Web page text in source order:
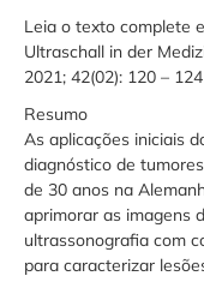
Leia o texto complete
Ultraschall in der
2021; 42(02): 120 – 124
Resumo
As aplicações iniciais
diagnóstico de
de 30 anos na
aprimorar as imagens
ultrassonografia com
para caracterizar